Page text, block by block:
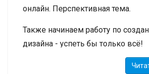
онлайн. Перспективная тема.
Также начинаем работу по
дизайна - успеть бы только всё!